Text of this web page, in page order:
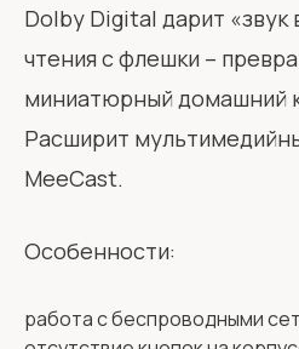
Dolby Digital дарит «звук
чтения с флешки –
миниатюрный домашний
Расширит
MeeСast.
Особенности:
работа с беспроводными